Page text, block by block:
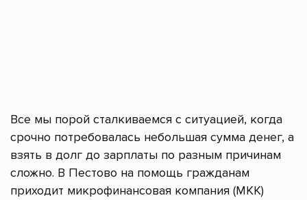
Все мы порой сталкиваемся с ситуацией, когда
срочно потребовалась небольшая сумма денег, а
взять в долг до зарплаты по разным причинам
сложно. В Пестово на помощь гражданам
приходит микрофинансовая компания (МКК)